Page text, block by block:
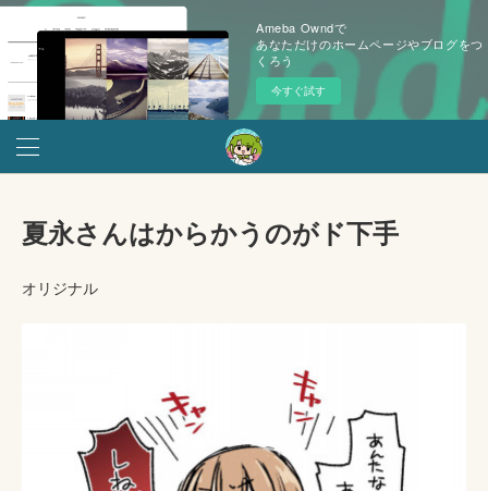
Ameba Owndで
あなただけのホームページやブログをつ
くろう
今すぐ試す
夏永さんはからかうのがド下手
オリジナル